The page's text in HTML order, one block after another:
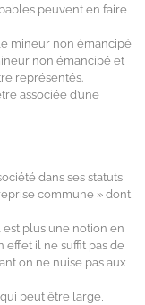
peuvent en faire
mineur non émancipé
non émancipé et
représentés.
associée d’une
dans ses statuts
commune » dont
est plus une notion en
effet il ne suffit pas de
on ne nuise pas aux
peut être large,